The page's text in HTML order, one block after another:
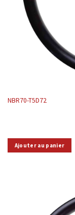
NBR70-T5D72
Ajouter au panier